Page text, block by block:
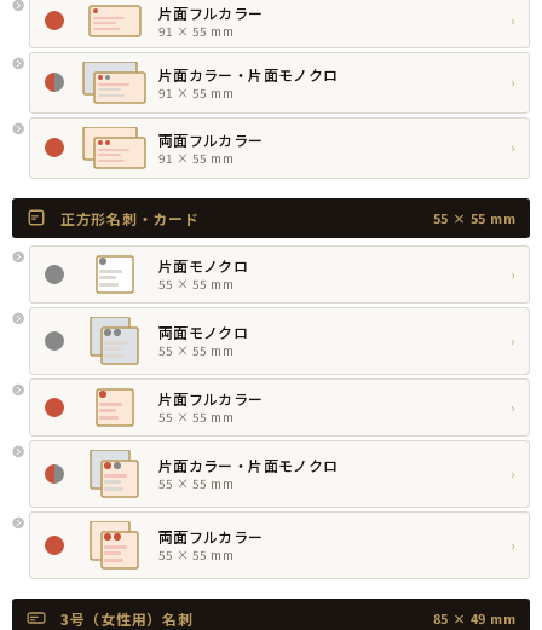
片面フルカラー
91 × 55 mm
›
片面カラー・片面モノクロ
91 × 55 mm
›
両面フルカラー
91 × 55 mm
›
正方形名刺・カード 55 × 55 mm
片面モノクロ
55 × 55 mm
›
両面モノクロ
55 × 55 mm
›
片面フルカラー
55 × 55 mm
›
片面カラー・片面モノクロ
55 × 55 mm
›
両面フルカラー
55 × 55 mm
›
3号（女性用）名刺 85 × 49 mm